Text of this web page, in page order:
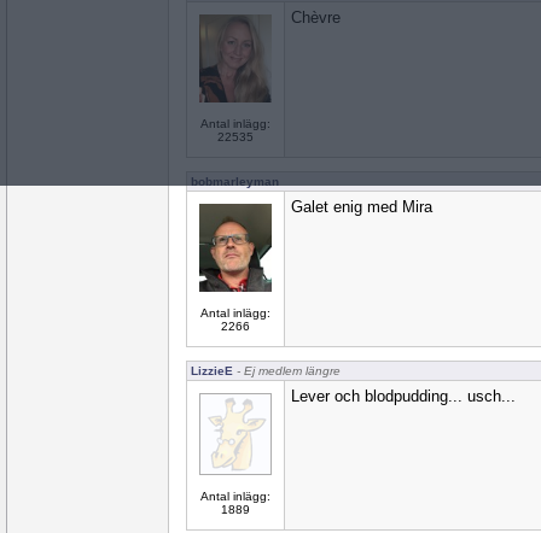
Antal inlägg:
22535
Chèvre
bobmarleyman
Antal inlägg:
2266
Galet enig med Mira
LizzieE - Ej medlem längre
Antal inlägg:
1889
Lever och blodpudding... usch...